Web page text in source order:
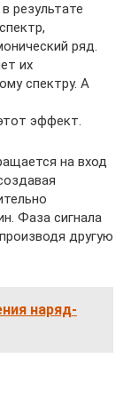
результате
ряд.
их
спектру. А
эффект.
на вход
Фаза сигнала
другую
наряд-